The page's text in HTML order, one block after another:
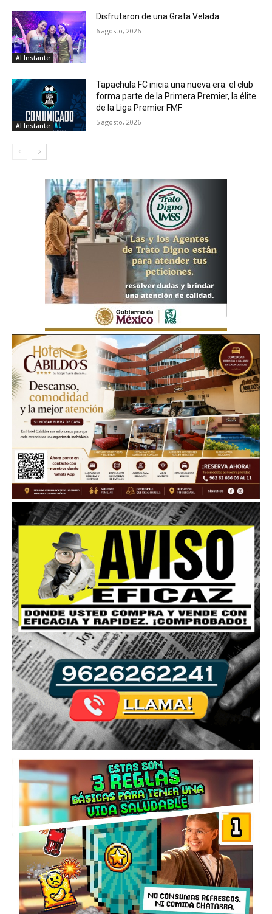
Al Instante
Disfrutaron de una Grata Velada
6 agosto, 2026
Al Instante
Tapachula FC inicia una nueva era: el club
forma parte de la Primera Premier, la élite
de la Liga Premier FMF
5 agosto, 2026